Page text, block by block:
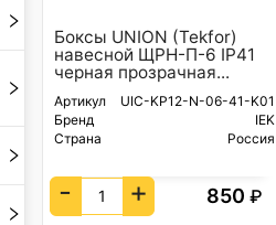
Боксы UNION (Tekfor)
навесной ЩРН-П-6 IP41
черная прозрачная...
Артикул
UIC-KP12-N-06-41-K01
Бренд
IEK
Страна
Россия
- + 850 ₽